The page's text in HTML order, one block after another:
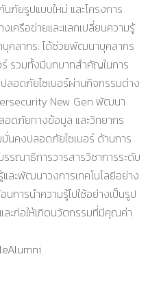
ภัยรูปแบบใหม่ และโครงการ
เครือข่ายและแลกเปลี่ยนความรู้
คลากร: ได้ช่วยพัฒนาบุคลากร
รวมทั้งมีบทบาทสำคัญในการ
ลอดภัยไซเบอร์ผ่านกิจกรรมต่าง
New Gen พัฒนา
ดภัยทางข้อมูล และวิทยากร
นคงปลอดภัยไซเบอร์ ด้านการ
รรณาธิการวารสารวิชาการระดับ
ละพัฒนาวงการเทคโนโลยีอย่าง
การนำความรู้ไปใช้อย่างเป็นรูป
ะก่อให้เกิดนวัตกรรมที่มีคุณค่า